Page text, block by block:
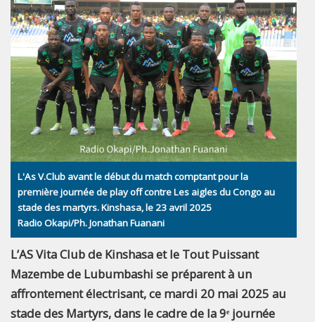
L'As V.Club avant le début du match comptant pour la
première journée de play off contre Les aigles du Congo au
stade des martyrs. Kinshasa, le 23 avril 2025
Radio Okapi/Ph. Jonathan Fuanani
L’AS Vita Club de Kinshasa et le Tout Puissant
Mazembe de Lubumbashi se préparent à un
affrontement électrisant, ce mardi 20 mai 2025 au
stade des Martyrs, dans le cadre de la 9ᵉ journée